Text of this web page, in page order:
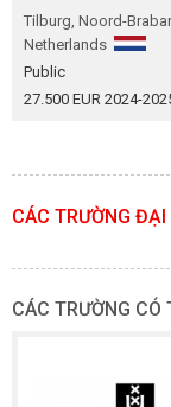
Tilburg, Noord-
Netherlands
Public
27.500 EUR 2024-
CÁC TRƯỜNG
CÁC TRƯỜNG CÓ